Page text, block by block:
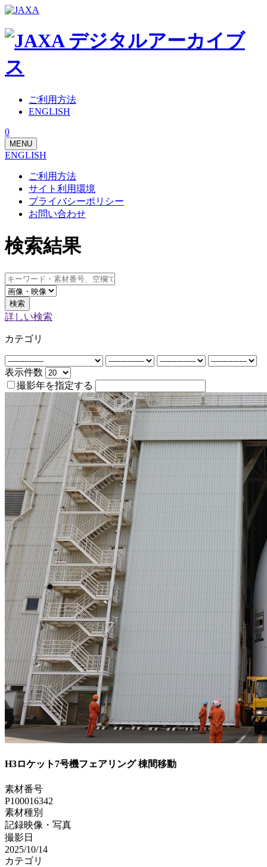
ご利用方法
ENGLISH
0
MENU
ENGLISH
ご利用方法
サイト利用環境
プライバシーポリシー
お問い合わせ
検索結果
検索
詳しい検索
カテゴリ
表示件数
撮影年を指定する
H3ロケット7号機フェアリング 棟間移動
素材番号
P100016342
素材種別
記録映像・写真
撮影日
2025/10/14
カテゴリ